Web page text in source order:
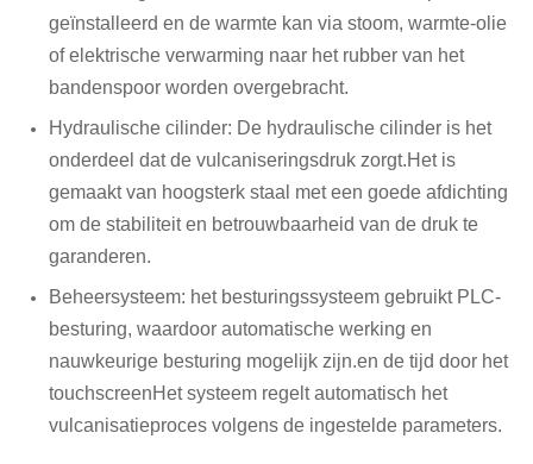
geïnstalleerd en de warmte kan via stoom, warmte-olie
of elektrische verwarming naar het rubber van het
bandenspoor worden overgebracht.
Hydraulische cilinder: De hydraulische cilinder is het
onderdeel dat de vulcaniseringsdruk zorgt.Het is
gemaakt van hoogsterk staal met een goede afdichting
om de stabiliteit en betrouwbaarheid van de druk te
garanderen.
Beheersysteem: het besturingssysteem gebruikt PLC-
besturing, waardoor automatische werking en
nauwkeurige besturing mogelijk zijn.en de tijd door het
touchscreenHet systeem regelt automatisch het
vulcanisatieproces volgens de ingestelde parameters.